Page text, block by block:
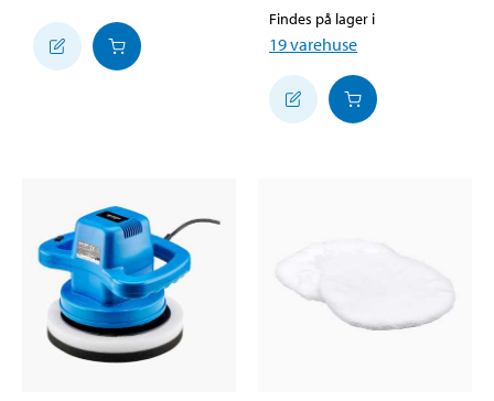
Findes på lager i
19varehuse